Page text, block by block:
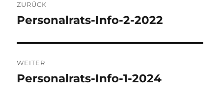
ZURÜCK
Vorheriger
Personalrats-Info-2-2022
WEITER
Nächster
Personalrats-Info-1-2024